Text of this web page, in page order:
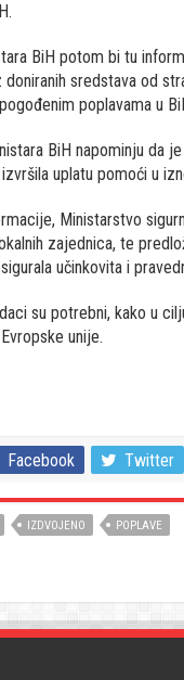
BiH potom bi tu
sredstava od
poplavama u
BiH napominju da
uplatu pomoći u
Ministarstvo
zajednica, te
učinkovita i
su potrebni, kako u
unije.
Facebook Twitter
IZDVOJENO POPLAVE